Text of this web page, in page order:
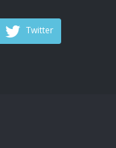
Twitter